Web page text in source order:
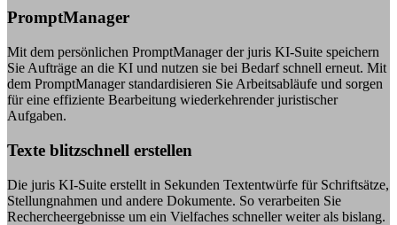
PromptManager
Mit dem persönlichen PromptManager der juris KI-Suite speichern
Sie Aufträge an die KI und nutzen sie bei Bedarf schnell erneut. Mit
dem PromptManager standardisieren Sie Arbeitsabläufe und sorgen
für eine effiziente Bearbeitung wiederkehrender juristischer
Aufgaben.
Texte blitzschnell erstellen
Die juris KI-Suite erstellt in Sekunden Textentwürfe für Schriftsätze,
Stellungnahmen und andere Dokumente. So verarbeiten Sie
Rechercheergebnisse um ein Vielfaches schneller weiter als bislang.